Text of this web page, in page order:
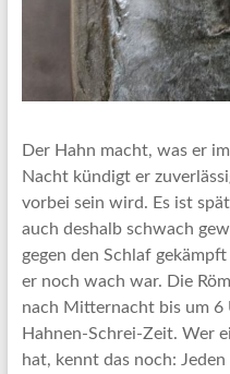
Der Hahn macht, was er
Nacht kündigt er
vorbei sein wird. Es ist
auch deshalb schwach
gegen den Schlaf
er noch wach war. Die
nach Mitternacht bis um 6
Hahnen-Schrei-Zeit. Wer
hat, kennt das noch: